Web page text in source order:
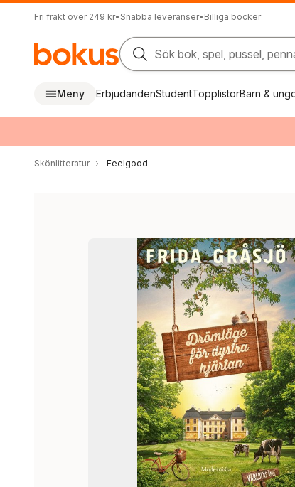
Fri frakt över 249 kr• Snabba leveranser• Billiga böcker
Sök bok, spel, pussel,
Meny ErbjudandenStudentTopplistorBarn &
Skönlitteratur Feelgood